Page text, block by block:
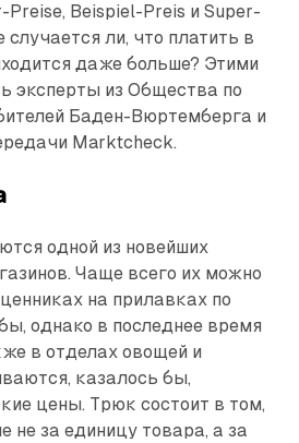
Preise, Beispiel-Preis и Super-
ли, что платить в
даже больше? Этими
эксперты из Общества по
Баден-Вюртемберга и
Marktcheck.
одной из новейших
Чаще всего их можно
на прилавках по
однако в последнее время
в отделах овощей и
казалось бы,
цены. Трюк состоит в том,
не за единицу товара, а за